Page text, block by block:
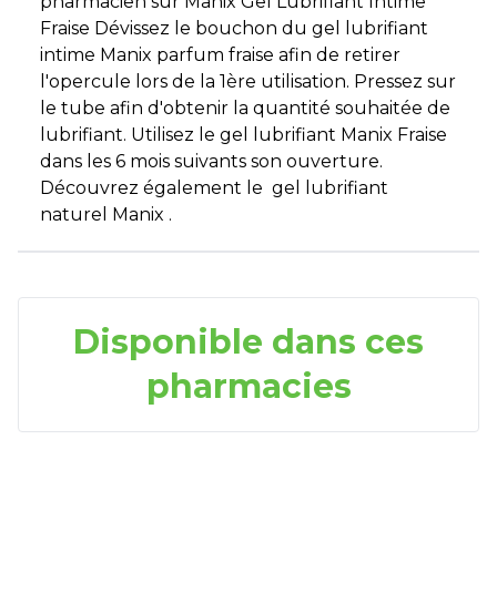
Fraise Dévissez le bouchon du gel lubrifiant
intime Manix parfum fraise afin de retirer
l'opercule lors de la 1ère utilisation. Pressez sur
le tube afin d'obtenir la quantité souhaitée de
lubrifiant. Utilisez le gel lubrifiant Manix Fraise
dans les 6 mois suivants son ouverture.
Découvrez également le gel lubrifiant
naturel Manix .
Disponible dans ces
pharmacies